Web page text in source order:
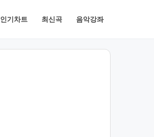
인기차트 최신곡 음악강좌